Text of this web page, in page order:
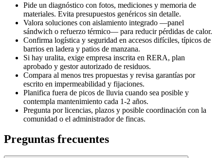
Pide un diagnóstico con fotos, mediciones y memoria de
materiales. Evita presupuestos genéricos sin detalle.
Valora soluciones con aislamiento integrado —panel
sándwich o refuerzo térmico— para reducir pérdidas de calor.
Confirma logística y seguridad en accesos difíciles, típicos de
barrios en ladera y patios de manzana.
Si hay uralita, exige empresa inscrita en RERA, plan
aprobado y gestor autorizado de residuos.
Compara al menos tres propuestas y revisa garantías por
escrito en impermeabilidad y fijaciones.
Planifica fuera de picos de lluvia cuando sea posible y
contempla mantenimiento cada 1-2 años.
Pregunta por licencias, plazos y posible coordinación con la
comunidad o el administrador de fincas.
Preguntas frecuentes